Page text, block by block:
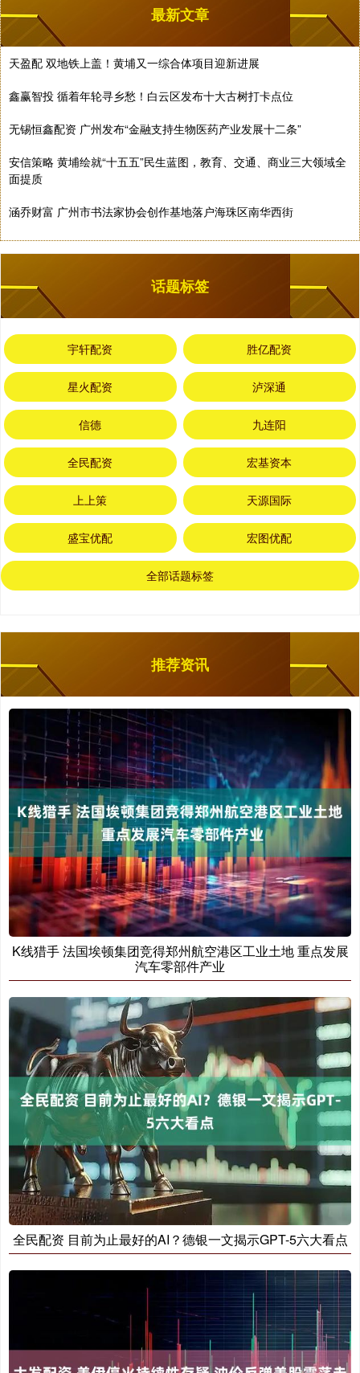
最新文章
天盈配 双地铁上盖！黄埔又一综合体项目迎新进展
鑫赢智投 循着年轮寻乡愁！白云区发布十大古树打卡点位
无锡恒鑫配资 广州发布“金融支持生物医药产业发展十二条”
安信策略 黄埔绘就“十五五”民生蓝图，教育、交通、商业三大领域全
面提质
涵乔财富 广州市书法家协会创作基地落户海珠区南华西街
话题标签
宇轩配资 胜亿配资
星火配资 泸深通
信德 九连阳
全民配资 宏基资本
上上策 天源国际
盛宝优配 宏图优配
全部话题标签
推荐资讯
K线猎手 法国埃顿集团竞得郑州航空港区工业土地 重点发展
汽车零部件产业
全民配资 目前为止最好的AI？德银一文揭示GPT-5六大看点